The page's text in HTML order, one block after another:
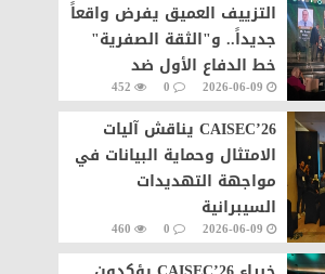
التزييف العميق يفرض واقعاً
جديداً.. و"الثقة الصفرية"
خط الدفاع الأول ضد
المحتوى المزيف
2026-06-09
0
452
CAISEC’26 يناقش آليات
الامتثال وحماية البيانات في
مواجهة التهديدات
السيبرانية
2026-06-09
0
460